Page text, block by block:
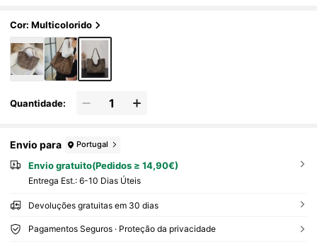
Cor: Multicolorido
Quantidade:
Envio para Portugal
Envio gratuito(Pedidos ≥ 14,90€)
Entrega Est.: 6-10 Dias Úteis
Devoluções gratuitas em 30 dias
Pagamentos Seguros · Proteção da privacidade